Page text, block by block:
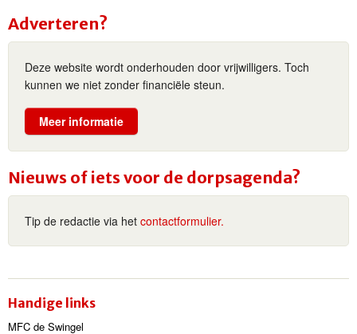
Adverteren?
Deze website wordt onderhouden door vrijwilligers. Toch
kunnen we niet zonder financiële steun.
Meer informatie
Nieuws of iets voor de dorpsagenda?
Tip de redactie via het contactformulier.
Handige links
MFC de Swingel